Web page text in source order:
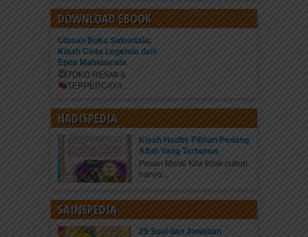
DOWNLOAD EBOOK
Ulasan Buku Sakuntala:
Kisah Cinta Legenda dari
Epos Mahabarata
TOKO RESMI &
TERPERCAYA ...
HADISPEDIA
Kisah Hadits Pilihan Pedang
Allah Yang Terhunus
Pesan Moral Kita tidak cukup
hanya...
SAINSPEDIA
25 Soal dan Jawaban